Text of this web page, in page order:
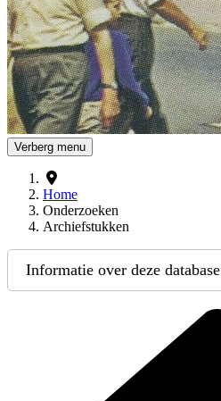
Verberg menu
Home
Onderzoeken
Archiefstukken
Informatie over deze database